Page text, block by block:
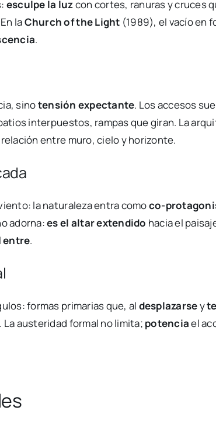
esculpe la luzcon cortes, ranuras y cruces
laChurch of the Light (1989), el vacío en
.
sinotensión expectante. Los accesos
interpuestos, rampas que giran. La
entre muro, cielo y horizonte.
la naturaleza entra comoco-
adorna:es el altar extendido hacia el
entre.
formas primarias que, al desplazarsey
austeridad formal no limita; potenciael